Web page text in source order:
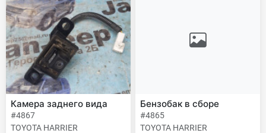
Камера заднего вида
#4867
TOYOTA HARRIER
Бензобак в сборе
#4865
TOYOTA HARRIER